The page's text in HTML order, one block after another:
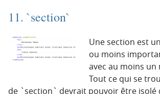
11. `section`
Une section est
ou moins
avec au moins un
Tout ce qui se
de `section` devrait pouvoir être isolé